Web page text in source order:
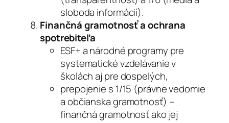
sloboda informácií).
Finančná gramotnosť a ochrana
spotrebiteľa
ESF+ a národné programy pre
systematické vzdelávanie v
školách aj pre dospelých,
prepojenie s 1/15 (právne vedomie
a občianska gramotnosť) –
finančná gramotnosť ako jej